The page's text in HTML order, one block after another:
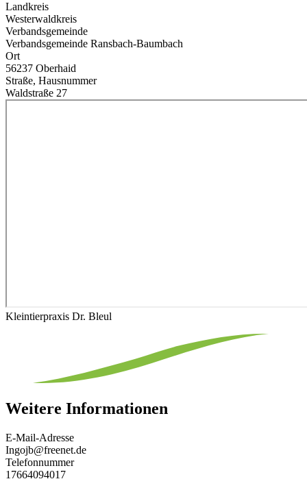
Landkreis
Westerwaldkreis
Verbandsgemeinde
Verbandsgemeinde Ransbach-Baumbach
Ort
56237 Oberhaid
Straße, Hausnummer
Waldstraße 27
Kleintierpraxis Dr. Bleul
Weitere Informationen
E-Mail-Adresse
Ingojb@freenet.de
Telefonnummer
17664094017